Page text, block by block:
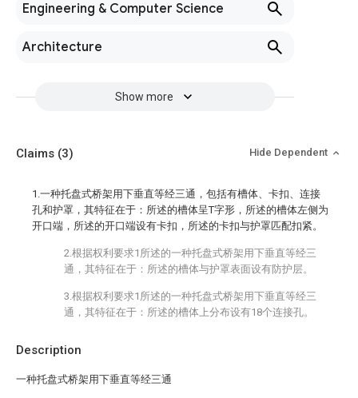
Engineering & Computer Science
Architecture
Show more
Description
一种托盘式桥架用下垂直等经三通
Claims (3) Hide Dependent
1.一种托盘式桥架用下垂直等经三通，包括有槽体、卡扣、连接
孔和护罩，其特征在于：所述的槽体呈T字形，所述的槽体左侧为
开口端，所述的开口端设有卡扣，所述的卡扣与护罩匹配扣紧。
2.根据权利要求1所述的一种托盘式桥架用下垂直等经三
通，其特征在于：所述的槽体与护罩表面设有防护层。
3.根据权利要求1所述的一种托盘式桥架用下垂直等经三
通，其特征在于：所述的槽体上分布设有18个连接孔。